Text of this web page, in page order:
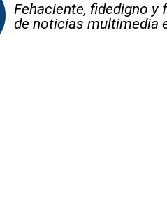
Fehaciente, fidedigno y
de noticias multimedia